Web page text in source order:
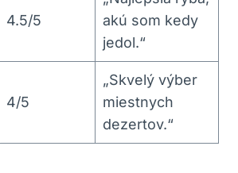
4.5/5
akú som kedy
jedol.“
4/5
„Skvelý výber
miestnych
dezertov.“